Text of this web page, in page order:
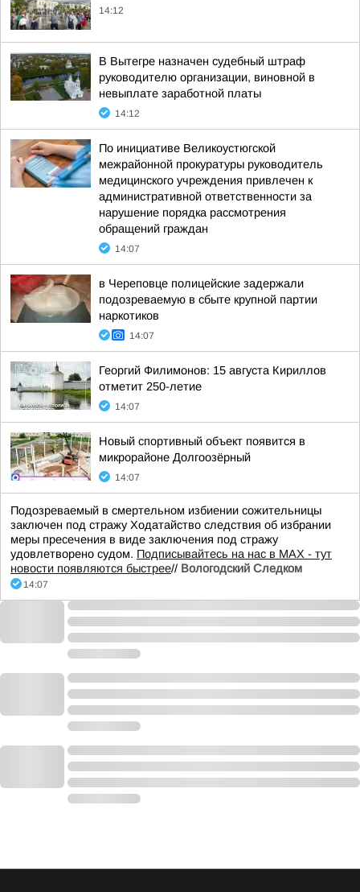
14:12
В Вытегре назначен судебный штраф
руководителю организации, виновной в
невыплате заработной платы
14:12
По инициативе Великоустюгской
межрайонной прокуратуры руководитель
медицинского учреждения привлечен к
административной ответственности за
нарушение порядка рассмотрения
обращений граждан
14:07
в Череповце полицейские задержали
подозреваемую в сбыте крупной партии
наркотиков
14:07
Георгий Филимонов: 15 августа Кириллов
отметит 250-летие
14:07
Новый спортивный объект появится в
микрорайоне Долгоозёрный
14:07
Подозреваемый в смертельном избиении сожительницы
заключен под стражу Ходатайство следствия об избрании
меры пресечения в виде заключения под стражу
удовлетворено судом. Подписывайтесь на нас в MAX - тут
новости появляются быстрее// Вологодский Следком
14:07